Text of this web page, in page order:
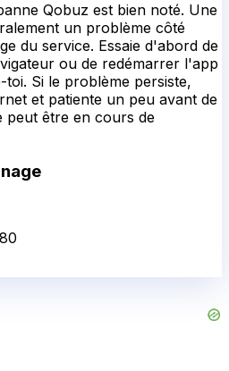
Qobuz est bien noté. Une
un problème côté
du service. Essaie d'abord de
ou de redémarrer l'app
Si le problème persiste,
et patiente un peu avant de
peut être en cours de